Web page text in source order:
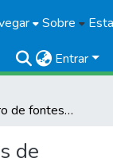
Sobre
Entrar
Projeto cadastro de fontes de abastecimento por água subterrânea, estado de Pernambuco: relatório diagnóstico do município de Vitória de Santo Antão
de